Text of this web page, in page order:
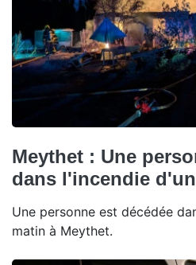
Meythet : Une
dans l'incendie
Une personne est décédée
matin à Meythet.